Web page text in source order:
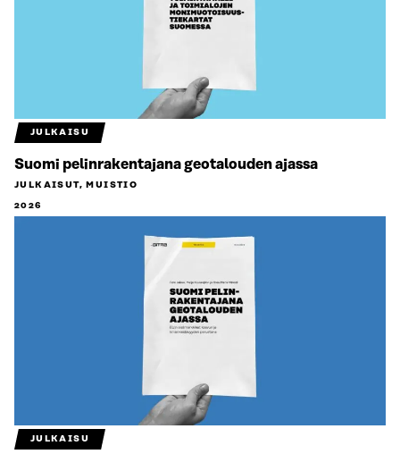
JULKAISU
Suomi pelinrakentajana geotalouden ajassa
JULKAISUT, MUISTIO
2026
JULKAISU